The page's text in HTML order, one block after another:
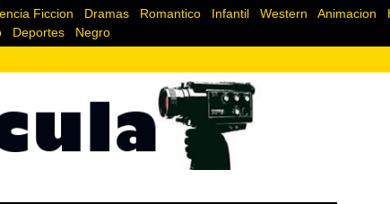
Ficcion Dramas Romantico Infantil Western Animacion
Deportes Negro